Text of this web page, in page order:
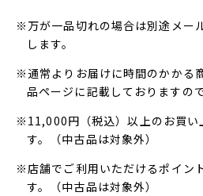
※万が一品切れの場合は別途メー
します。
※通常よりお届けに時間のかかる
品ページに記載しておりますの
※11,000円（税込）以上のお買い
す。（中古品は対象外）
※店舗でご利用いただけるポイン
す。（中古品は対象外）